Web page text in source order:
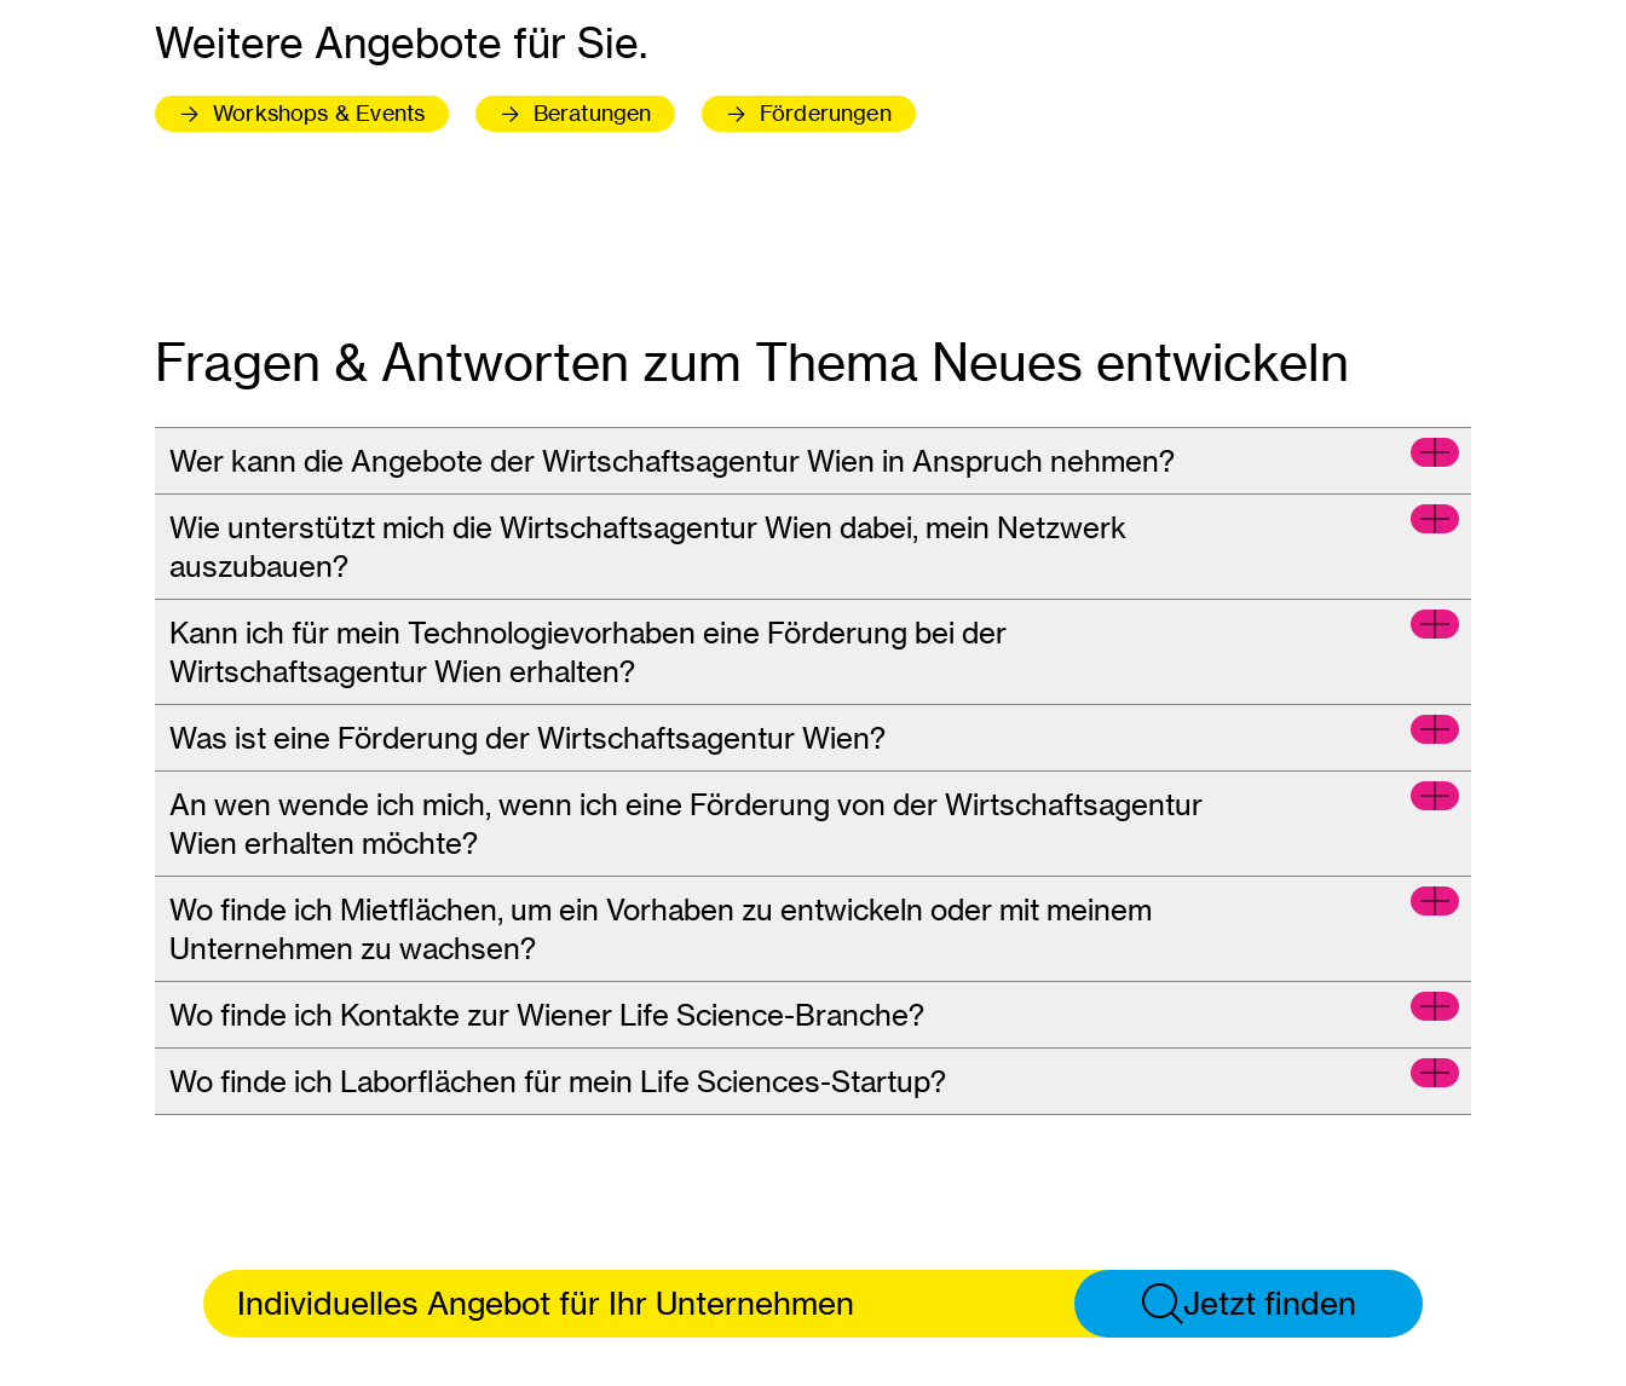
Weitere Angebote für Sie.
Workshops & Events Beratungen Förderungen
Fragen & Antworten zum Thema Neues entwickeln
Wer kann die Angebote der Wirtschaftsagentur Wien in Anspruch nehmen?
Wie unterstützt mich die Wirtschaftsagentur Wien dabei, mein Netzwerk
auszubauen?
Kann ich für mein Technologievorhaben eine Förderung bei der
Wirtschaftsagentur Wien erhalten?
Was ist eine Förderung der Wirtschaftsagentur Wien?
An wen wende ich mich, wenn ich eine Förderung von der Wirtschaftsagentur
Wien erhalten möchte?
Wo finde ich Mietflächen, um ein Vorhaben zu entwickeln oder mit meinem
Unternehmen zu wachsen?
Wo finde ich Kontakte zur Wiener Life Science-Branche?
Wo finde ich Laborflächen für mein Life Sciences-Startup?
Individuelles Angebot für Ihr Unternehmen Jetzt finden